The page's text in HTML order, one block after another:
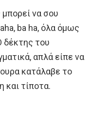
να σου
ba ha, όλα όμως
δέκτης του
απλά είπε να
κατάλαβε το
και τίποτα.